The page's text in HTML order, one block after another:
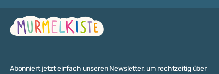
Abonniert jetzt einfach unseren Newsletter, um rechtzeitig über